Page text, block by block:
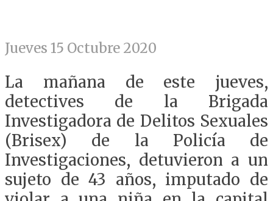
Jueves 15 Octubre 2020
La mañana de este jueves,
detectives de la Brigada
Investigadora de Delitos Sexuales
(Brisex) de la Policía de
Investigaciones, detuvieron a un
sujeto de 43 años, imputado de